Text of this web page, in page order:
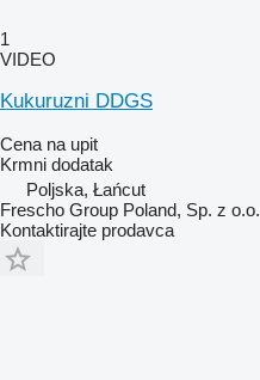
1
VIDEO
Kukuruzni DDGS
Cena na upit
Krmni dodatak
Poljska, Łańcut
Frescho Group Poland, Sp. z o.o.
Kontaktirajte prodavca